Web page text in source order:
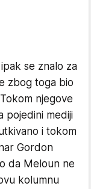
se znalo za
zbog toga bio
njegove
pojedini mediji
i tokom
Gordon
da Meloun ne
kolumnu